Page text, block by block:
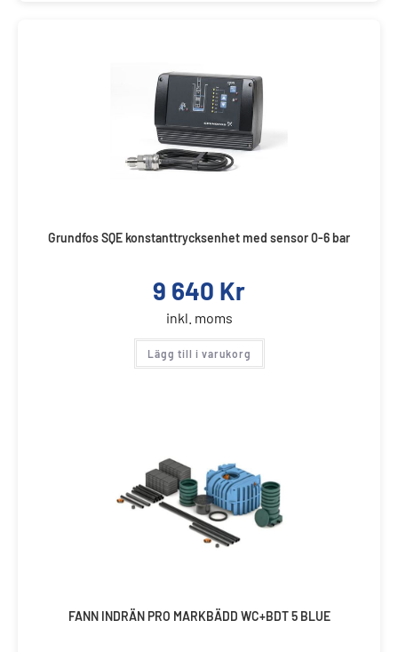
Grundfos SQE konstanttrycksenhet med sensor 0-6 bar
9 640 Kr
inkl. moms
Lägg till i varukorg
FANN INDRÄN PRO MARKBÄDD WC+BDT 5 BLUE